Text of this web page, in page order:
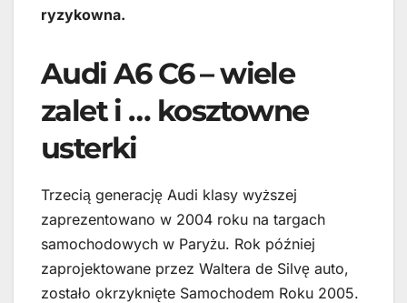
ryzykowna.
Audi A6 C6 – wiele
zalet i … kosztowne
usterki
Trzecią generację Audi klasy wyższej
zaprezentowano w 2004 roku na targach
samochodowych w Paryżu. Rok później
zaprojektowane przez Waltera de Silvę auto,
zostało okrzyknięte Samochodem Roku 2005.